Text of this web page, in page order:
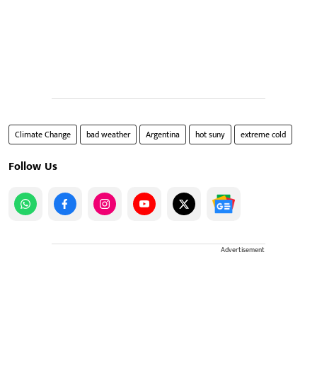
Climate Change bad weather Argentina hot suny extreme cold
Follow Us
Advertisement